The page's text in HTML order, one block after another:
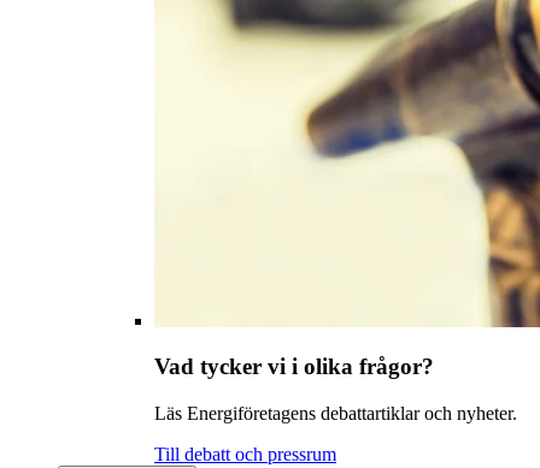
Vad tycker vi i olika frågor?
Läs Energiföretagens debattartiklar och nyheter.
Till debatt och pressrum